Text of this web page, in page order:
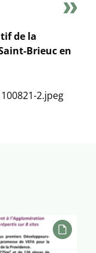
de la
Brieuc en